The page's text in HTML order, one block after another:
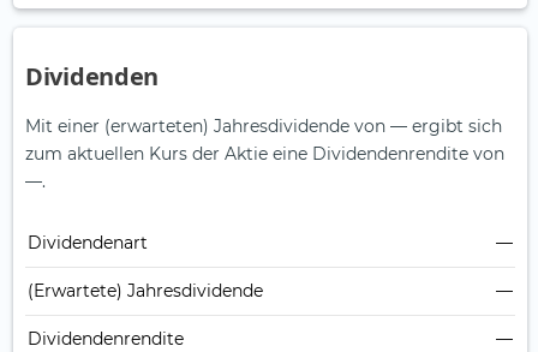
Dividenden
Mit einer (erwarteten) Jahresdividende von — ergibt sich
zum aktuellen Kurs der Aktie eine Dividendenrendite von
—.
Dividendenart —
(Erwartete) Jahresdividende —
Dividendenrendite —